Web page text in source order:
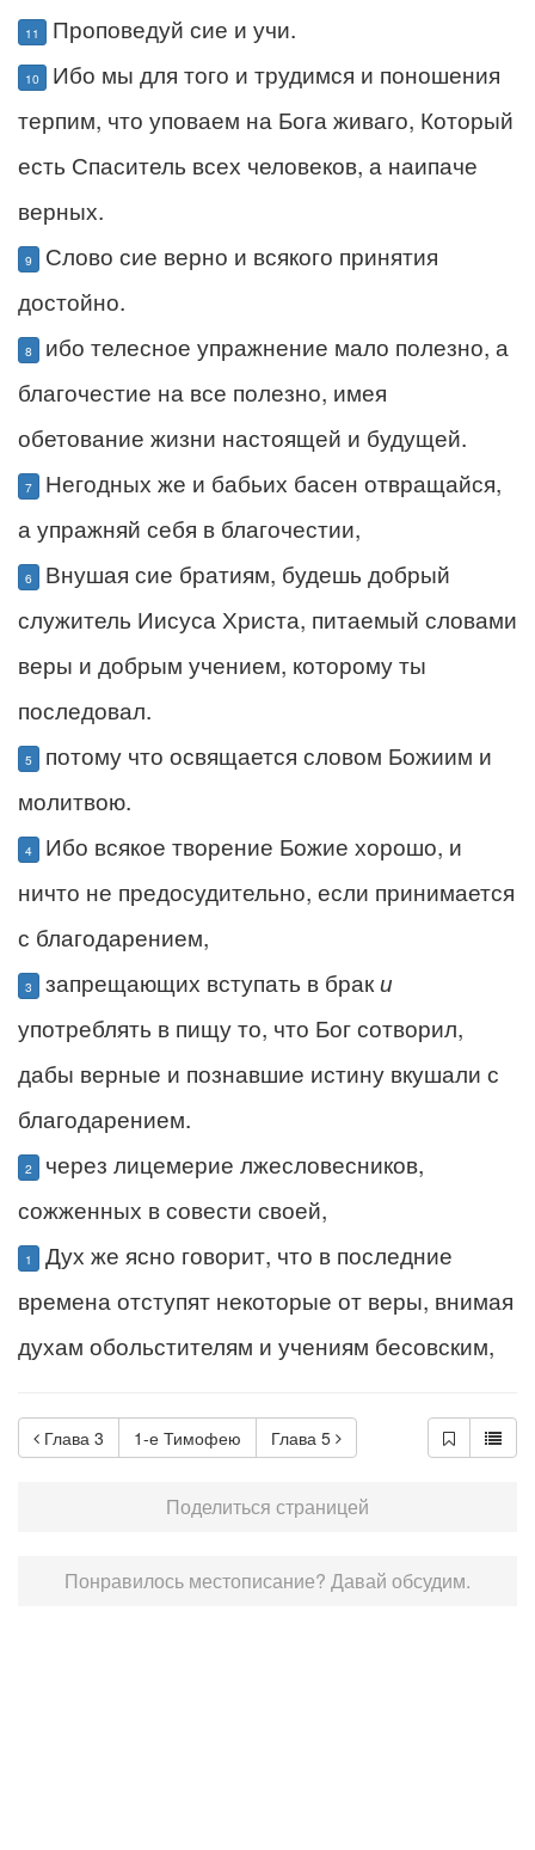
11 Проповедуй сие и учи.
10
Ибо мы для того и трудимся и поношения
терпим, что уповаем на Бога живаго, Который
есть Спаситель всех человеков, а наипаче
верных.
9
Слово сие верно и всякого принятия
достойно.
8
ибо телесное упражнение мало полезно, а
благочестие на все полезно, имея
обетование жизни настоящей и будущей.
7
Негодных же и бабьих басен отвращайся,
а упражняй себя в благочестии,
6
Внушая сие братиям, будешь добрый
служитель Иисуса Христа, питаемый словами
веры и добрым учением, которому ты
последовал.
5
потому что освящается словом Божиим и
молитвою.
4
Ибо всякое творение Божие хорошо, и
ничто не предосудительно, если принимается
с благодарением,
3 запрещающих вступать в браки
употреблять в пищу то, что Бог сотворил,
дабы верные и познавшие истину вкушали с
благодарением.
2
через лицемерие лжесловесников,
сожженных в совести своей,
1
Дух же ясно говорит, что в последние
времена отступят некоторые от веры, внимая
духам обольстителям и учениям бесовским,
Глава 3 1-е Тимофею Глава 5
Поделиться страницей
Понравилось местописание? Давай обсудим.